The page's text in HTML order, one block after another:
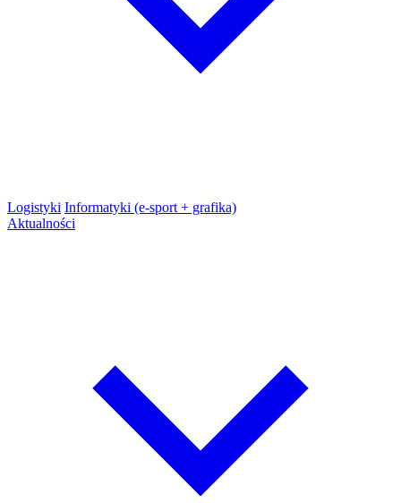
Logistyki Informatyki (e-sport + grafika)
Aktualności